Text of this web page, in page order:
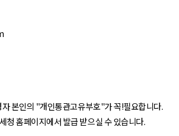
본인의 "개인통관고유부호"가 꼭!필요합니다.
청 홈페이지에서 발급 받으실 수 있습니다.